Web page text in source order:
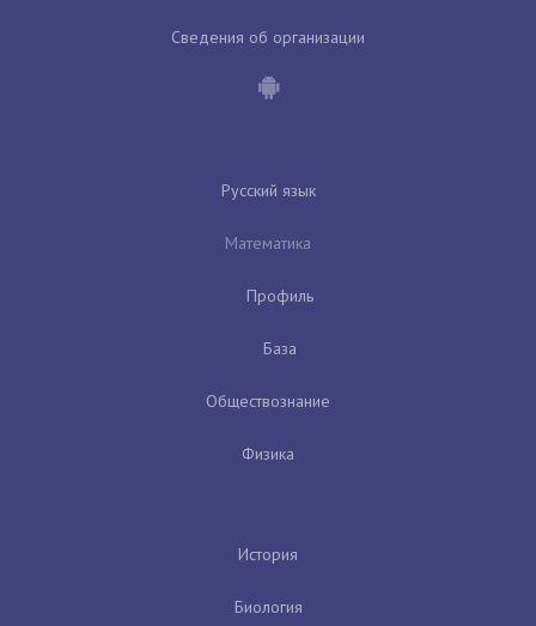
Сведения об организации
Русский язык
Математика
Профиль
База
Обществознание
Физика
История
Биология